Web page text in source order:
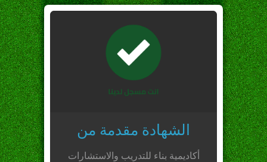
الشهادة مقدمة من
أكاديمية بناء للتدريب والاستشارات